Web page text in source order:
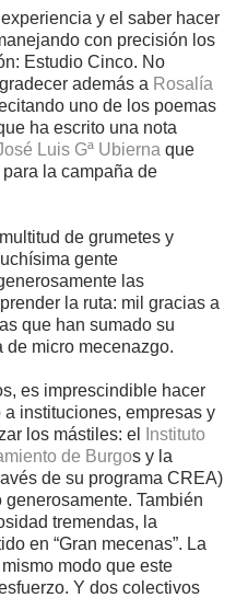
y el saber hacer
con precisión los
Estudio Cinco. No
además a Rosalía
uno de los poemas
ha escrito una nota
Luis Gª Ubierna que
la campaña de
de grumetes y
gente
las
la ruta: mil gracias a
que han sumado su
de micro mecenazgo.
es imprescindible hacer
instituciones, empresas y
los mástiles: el
Instituto
de Burgos y la
de su programa CREA)
También
tremendas, la
en “Gran mecenas”. La
modo que este
Y dos colectivos